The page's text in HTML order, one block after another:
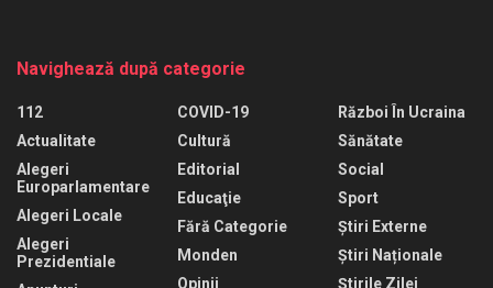
Navighează după categorie
112
Actualitate
Alegeri
Europarlamentare
Alegeri Locale
Alegeri
Prezidentiale
COVID-19
Cultură
Editorial
Educaţie
Fără Categorie
Monden
Opinii
Război În Ucraina
Sănătate
Social
Sport
Știri Externe
Știri Naționale
Știrile Zilei